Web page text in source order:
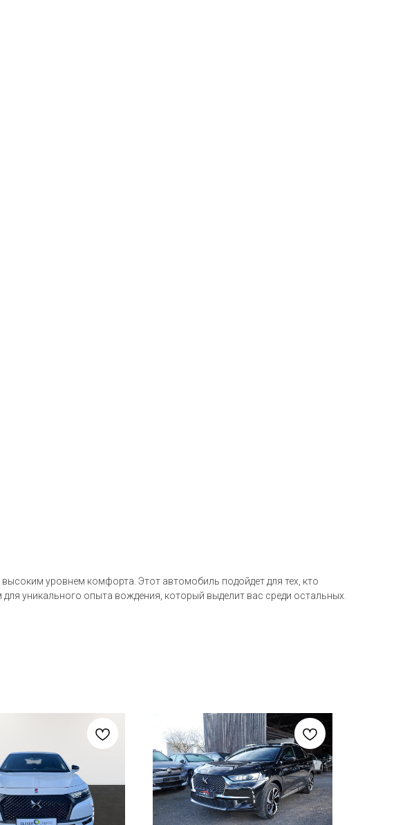
уровнем комфорта. Этот автомобиль подойдет для тех, кто
уникального опыта вождения, который выделит вас среди остальных.